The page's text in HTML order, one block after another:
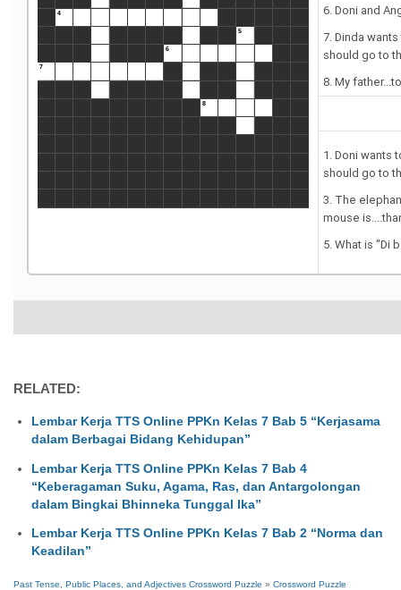
RELATED:
Lembar Kerja TTS Online PPKn Kelas 7 Bab 5 “Kerjasama
dalam Berbagai Bidang Kehidupan”
Lembar Kerja TTS Online PPKn Kelas 7 Bab 4
“Keberagaman Suku, Agama, Ras, dan Antargolongan
dalam Bingkai Bhinneka Tunggal Ika”
Lembar Kerja TTS Online PPKn Kelas 7 Bab 2 “Norma dan
Keadilan”
Past Tense, Public Places, and Adjectives Crossword Puzzle » Crossword Puzzle